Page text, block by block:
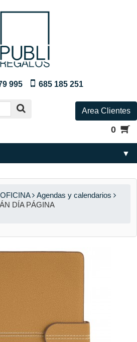
995 685 185 251
Area Clientes
0
▼
OFICINA
Agendas y calendarios
DÍA PÁGINA